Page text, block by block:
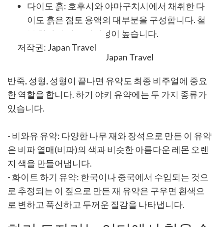
다이도 흙: 호후시와 야마구치시에서 채취한 다
이도 흙은 점토 용액의 대부분을 구성합니다. 철
분 함량이 낮고 가단성이 높습니다.
저작권: Japan Travel
반죽, 성형, 성형이 끝나면 유약도 최종 비주얼에 중요
한 역할을 합니다. 하기 야키 유약에는 두 가지 종류가
있습니다.
- 비와유 유약: 다양한 나무 재와 장석으로 만든 이 유약
은 비파 열매(비파)의 색과 비슷한 아름다운 레몬 오렌
지 색을 만들어냅니다.
- 화이트 하기 유약: 한국이나 중국에서 수입되는 것으
로 추정되는 이 짚으로 만든 재 유약은 구우면 흰색으
로 변하고 푹신하고 두꺼운 질감을 나타냅니다.